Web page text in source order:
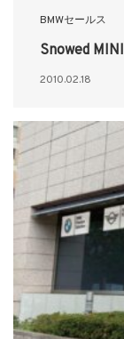
BMWセールス
Snowed MINI
2010.02.18